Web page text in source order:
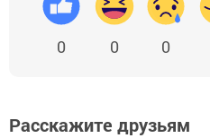
0 0 0
Расскажите друзьям